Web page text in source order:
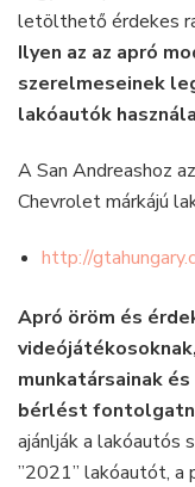
letölthető érdekes
Ilyen az az apró
szerelmeseinek
lakóautók
A San Andreashoz
Chevrolet márkájú
http://
Apró öröm és
munkatársainak
bérlést
ajánlják a lakóautós
’’2021’’ lakóautót,